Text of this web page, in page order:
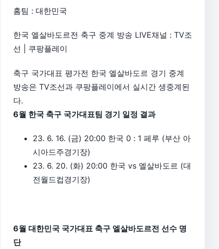
홈팀 : 대한민국
한국 엘살바도르전 축구 중계 방송 LIVE채널 : TV조
선 | 쿠팡플레이
축구 국가대표 평가전 한국 엘살바도르 경기 중계
방송은 TV조선과 쿠팡플레이에서 실시간 생중계된
다.
6월 한국 축구 국가대표팀 경기 일정 결과
23. 6. 16. (금) 20:00 한국 0 : 1 페루 (부산 아
시아드주경기장)
23. 6. 20. (화) 20:00 한국 vs 엘살바도르 (대
전월드컵경기장)
6월 대한민국 국가대표 축구 엘살바도르전 선수 명
단